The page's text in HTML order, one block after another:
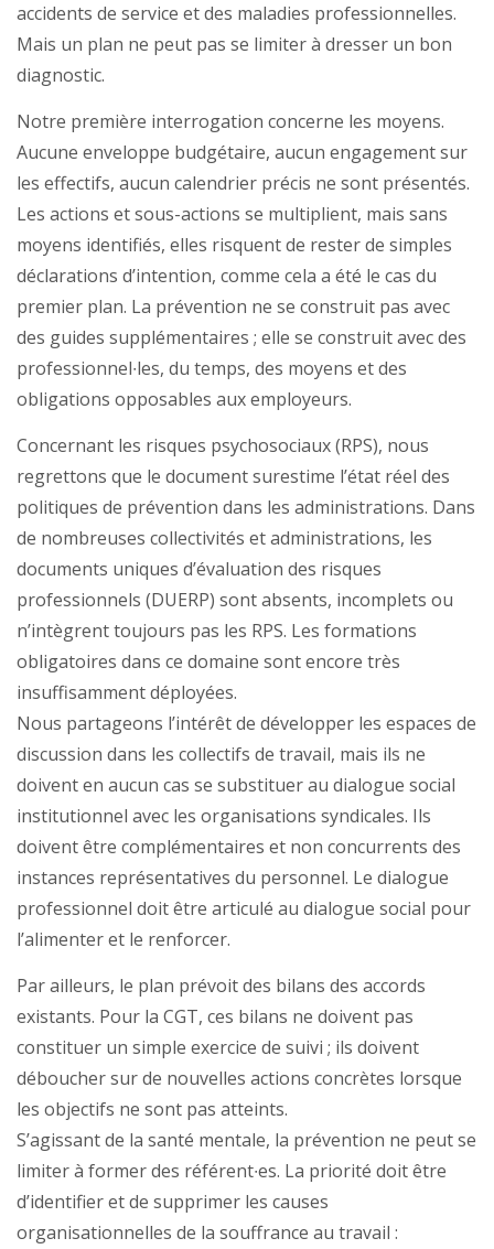
accidents de service et des maladies professionnelles.
Mais un plan ne peut pas se limiter à dresser un bon
diagnostic.
Notre première interrogation concerne les moyens.
Aucune enveloppe budgétaire, aucun engagement sur
les effectifs, aucun calendrier précis ne sont présentés.
Les actions et sous-actions se multiplient, mais sans
moyens identifiés, elles risquent de rester de simples
déclarations d’intention, comme cela a été le cas du
premier plan. La prévention ne se construit pas avec
des guides supplémentaires ; elle se construit avec des
professionnel∙les, du temps, des moyens et des
obligations opposables aux employeurs.
Concernant les risques psychosociaux (RPS), nous
regrettons que le document surestime l’état réel des
politiques de prévention dans les administrations. Dans
de nombreuses collectivités et administrations, les
documents uniques d’évaluation des risques
professionnels (DUERP) sont absents, incomplets ou
n’intègrent toujours pas les RPS. Les formations
obligatoires dans ce domaine sont encore très
insuffisamment déployées.
Nous partageons l’intérêt de développer les espaces de
discussion dans les collectifs de travail, mais ils ne
doivent en aucun cas se substituer au dialogue social
institutionnel avec les organisations syndicales. Ils
doivent être complémentaires et non concurrents des
instances représentatives du personnel. Le dialogue
professionnel doit être articulé au dialogue social pour
l’alimenter et le renforcer.
Par ailleurs, le plan prévoit des bilans des accords
existants. Pour la CGT, ces bilans ne doivent pas
constituer un simple exercice de suivi ; ils doivent
déboucher sur de nouvelles actions concrètes lorsque
les objectifs ne sont pas atteints.
S’agissant de la santé mentale, la prévention ne peut se
limiter à former des référent∙es. La priorité doit être
d’identifier et de supprimer les causes
organisationnelles de la souffrance au travail :